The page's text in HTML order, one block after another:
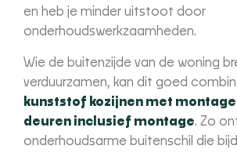
en heb je minder uitstoot door
onderhoudswerkzaamheden.
Wie de buitenzijde van de woning
verduurzamen, kan dit goed
kunststof kozijnen met montage
deuren inclusief montage. Zo
onderhoudsarme buitenschil die